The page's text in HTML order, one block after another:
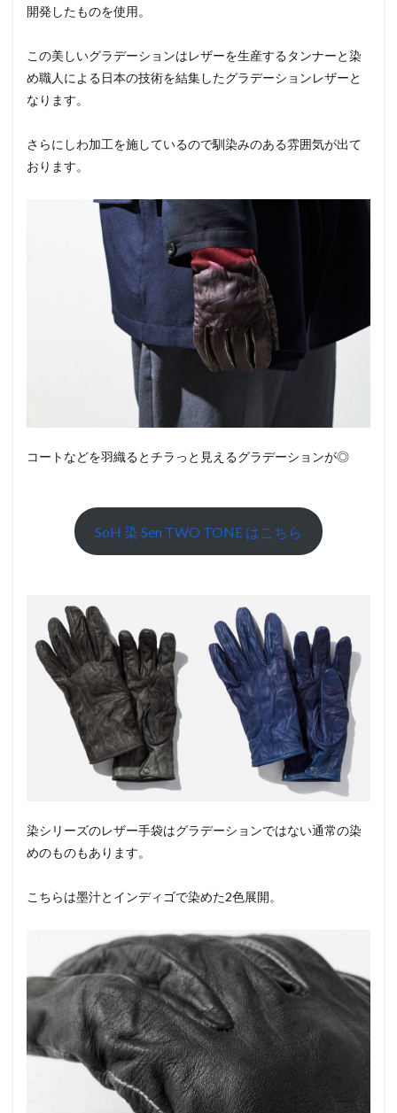
開発したものを使用。
この美しいグラデーションはレザーを生産するタンナーと染
め職人による日本の技術を結集したグラデーションレザーと
なります。
さらにしわ加工を施しているので馴染みのある雰囲気が出て
おります。
コートなどを羽織るとチラっと見えるグラデーションが◎
SoH 染 Sen TWO TONE はこちら
染シリーズのレザー手袋はグラデーションではない通常の染
めのものもあります。
こちらは墨汁とインディゴで染めた2色展開。